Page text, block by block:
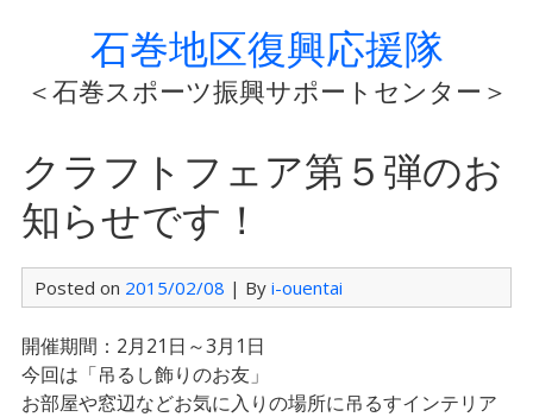
石巻地区復興応援隊
＜石巻スポーツ振興サポートセンター＞
クラフトフェア第５弾のお
知らせです！
Posted on 2015/02/08 | By i-ouentai
開催期間：2月21日～3月1日
今回は「吊るし飾りのお友」
お部屋や窓辺などお気に入りの場所に吊るすインテリア